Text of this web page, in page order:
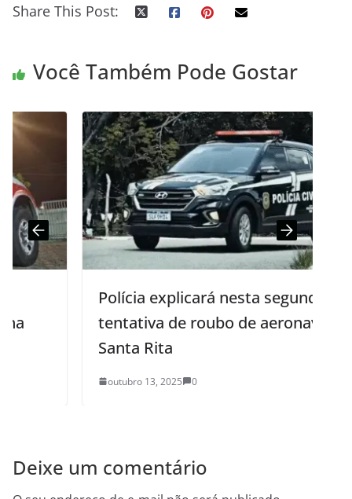
Share This Post:
Você Também Pode Gostar
Polícia explicará nesta segunda-feira
tentativa de roubo de aeronave em
Santa Rita
outubro 13, 2025 0
Deixe um comentário